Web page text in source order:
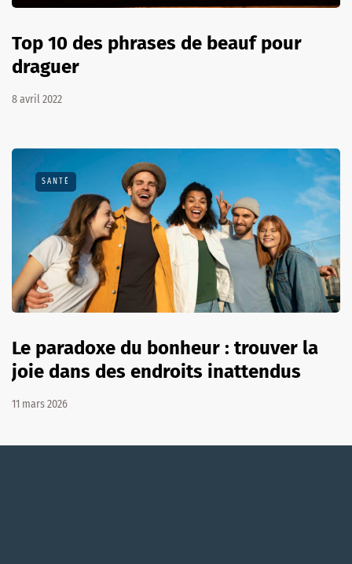
Top 10 des phrases de beauf pour
draguer
8 avril 2022
SANTÉ
Le paradoxe du bonheur : trouver la
joie dans des endroits inattendus
11 mars 2026